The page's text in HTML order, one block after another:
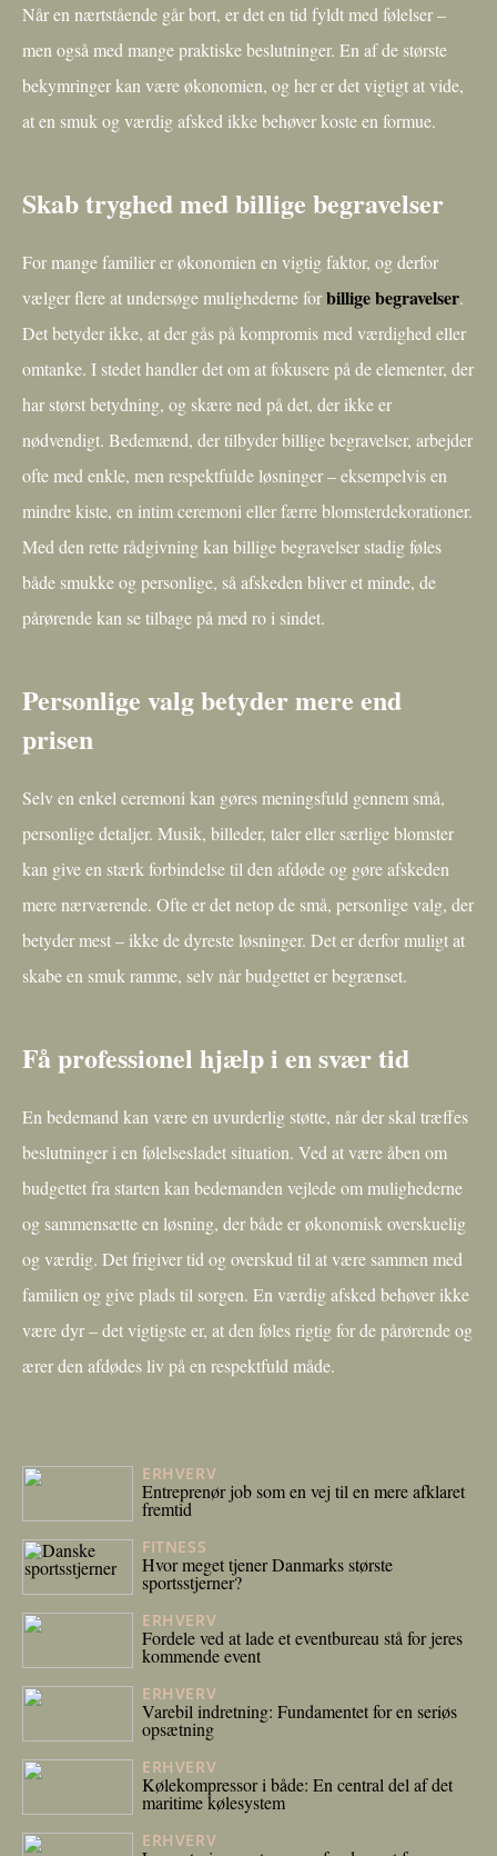
Når en nærtstående går bort, er det en tid fyldt med følelser –
men også med mange praktiske beslutninger. En af de største
bekymringer kan være økonomien, og her er det vigtigt at vide,
at en smuk og værdig afsked ikke behøver koste en formue.
Skab tryghed med billige begravelser
For mange familier er økonomien en vigtig faktor, og derfor
vælger flere at undersøge mulighederne forbillige begravelser.
Det betyder ikke, at der gås på kompromis med værdighed eller
omtanke. I stedet handler det om at fokusere på de elementer, der
har størst betydning, og skære ned på det, der ikke er
nødvendigt. Bedemænd, der tilbyder billige begravelser, arbejder
ofte med enkle, men respektfulde løsninger – eksempelvis en
mindre kiste, en intim ceremoni eller færre blomsterdekorationer.
Med den rette rådgivning kan billige begravelser stadig føles
både smukke og personlige, så afskeden bliver et minde, de
pårørende kan se tilbage på med ro i sindet.
Personlige valg betyder mere end
prisen
Selv en enkel ceremoni kan gøres meningsfuld gennem små,
personlige detaljer. Musik, billeder, taler eller særlige blomster
kan give en stærk forbindelse til den afdøde og gøre afskeden
mere nærværende. Ofte er det netop de små, personlige valg, der
betyder mest – ikke de dyreste løsninger. Det er derfor muligt at
skabe en smuk ramme, selv når budgettet er begrænset.
Få professionel hjælp i en svær tid
En bedemand kan være en uvurderlig støtte, når der skal træffes
beslutninger i en følelsesladet situation. Ved at være åben om
budgettet fra starten kan bedemanden vejlede om mulighederne
og sammensætte en løsning, der både er økonomisk overskuelig
og værdig. Det frigiver tid og overskud til at være sammen med
familien og give plads til sorgen. En værdig afsked behøver ikke
være dyr – det vigtigste er, at den føles rigtig for de pårørende og
ærer den afdødes liv på en respektfuld måde.
ERHVERV
Entreprenør job som en vej til en mere afklaret
fremtid
FITNESS
Hvor meget tjener Danmarks største
sportsstjerner?
ERHVERV
Fordele ved at lade et eventbureau stå for jeres
kommende event
ERHVERV
Varebil indretning: Fundamentet for en seriøs
opsætning
ERHVERV
Kølekompressor i både: En central del af det
maritime kølesystem
ERHVERV